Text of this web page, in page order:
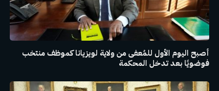
أصبح اليوم الأول للمُعفى من ولاية لويزيانا كموظف منتخب
فوضويًا بعد تدخل المحكمة